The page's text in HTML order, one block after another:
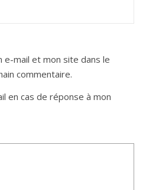
e-mail et mon site dans le
commentaire.
en cas de réponse à mon